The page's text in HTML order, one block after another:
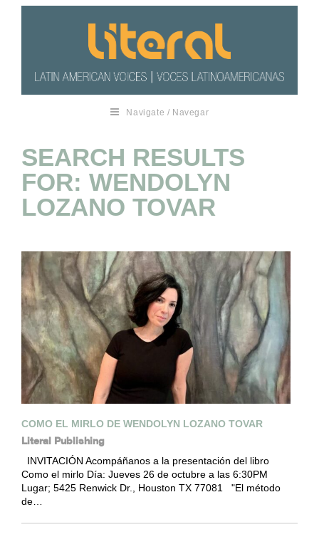
Navigate / Navegar
SEARCH RESULTS
FOR: WENDOLYN
LOZANO TOVAR
COMO EL MIRLO DE WENDOLYN LOZANO TOVAR
Literal Publishing
INVITACIÓN Acompáñanos a la presentación del libro
Como el mirlo Día: Jueves 26 de octubre a las 6:30PM
Lugar; 5425 Renwick Dr., Houston TX 77081 "El método
de…